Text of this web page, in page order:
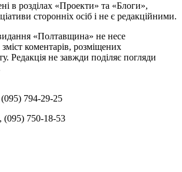
в розділах «Проекти» та «Блоги»,
сторонніх осіб і не є редакційними.
«Полтавщина» не несе
зміст коментарів, розміщених
Редакція не завжди поділяє погляди
(095) 794-29-25
, (095) 750-18-53